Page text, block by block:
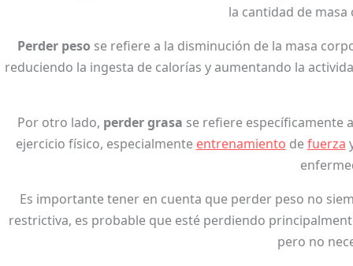
la cantidad de
Perder peso se refiere a la disminución de la masa
reduciendo la ingesta de calorías y aumentando la
Por otro lado, perder grasa se refiere específicamente
ejercicio físico, especialmente entrenamiento defuerza
Es importante tener en cuenta que perder peso no
restrictiva, es probable que esté perdiendo
pero no